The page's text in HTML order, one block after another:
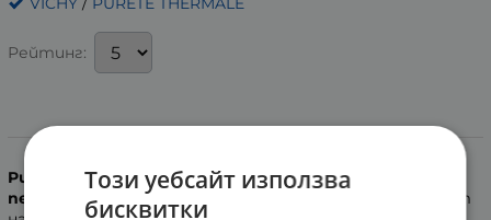
Рейтинг:
Purete Thermale на Vichyпредставлявапочистващ
пенещ гел с изключително нежен и ефективен ефект
Този уебсайт използва
бисквитки